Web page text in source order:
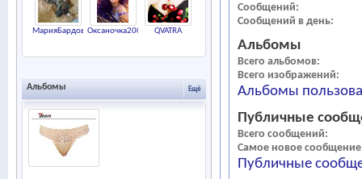
МарияБардовскаяОксаночка2009 QVATRA
Ещё
Альбомы
Сообщений
Сообщений в день
Альбомы
Всего альбомов
Всего изображений
Альбомы
Публичные
Всего сообщений
Самое новое сообщение
Публичные